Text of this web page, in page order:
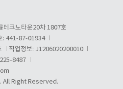
테크노타운20차 1807호
: 441-87-01934
직업정보: J1206020200010
8487
Right Reserved.